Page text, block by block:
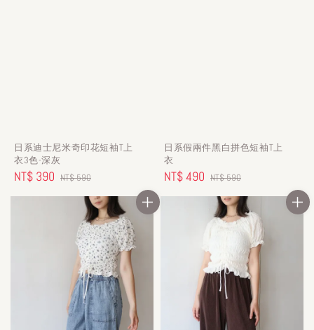
日系迪士尼米奇印花短袖T上
衣3色-深灰
Sale
price
NT$ 390 Regular
price
NT$ 590
日系假兩件黑白拼色短袖T上
衣
Sale
price
NT$ 490 Regular
price
NT$ 590